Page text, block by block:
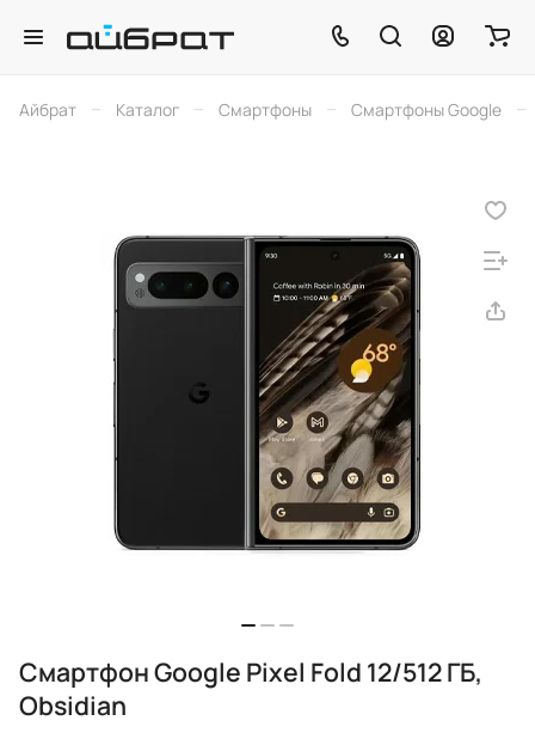
Айбрат – Каталог – Смартфоны – Смартфоны Google –
Смартфон Google Pixel Fold 12/512 ГБ,
Obsidian